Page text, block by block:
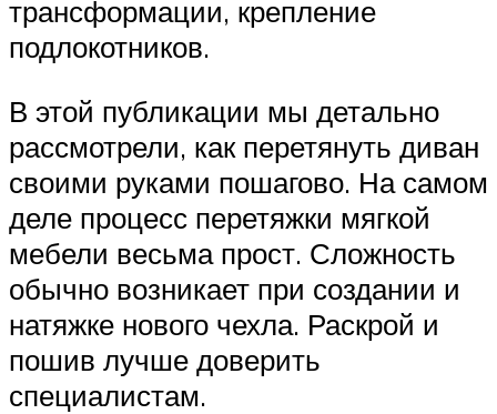
трансформации, крепление
подлокотников.
В этой публикации мы детально
рассмотрели, как перетянуть диван
своими руками пошагово. На самом
деле процесс перетяжки мягкой
мебели весьма прост. Сложность
обычно возникает при создании и
натяжке нового чехла. Раскрой и
пошив лучше доверить
специалистам.